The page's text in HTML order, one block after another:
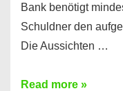
Bank benötigt
Schuldner den
Die Aussichten …
Mit
Read more »